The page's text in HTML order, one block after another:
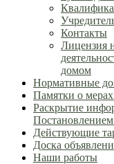
Контакты
Лицензия
домом
Нормативные
Памятки о
Раскрытие
Действующие
Доска
Наши работы